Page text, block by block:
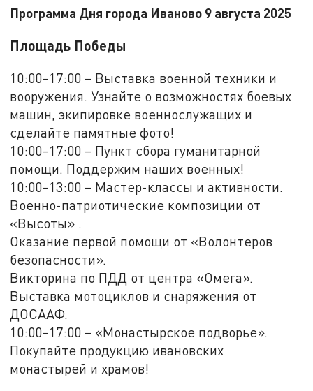
Программа Дня города Иваново 9 августа 2025
Площадь Победы
10:00–17:00 – Выставка военной техники и
вооружения. Узнайте о возможностях боевых
машин, экипировке военнослужащих и
сделайте памятные фото!
10:00–17:00 – Пункт сбора гуманитарной
помощи. Поддержим наших военных!
10:00–13:00 – Мастер-классы и активности.
Военно-патриотические композиции от
«Высоты» .
Оказание первой помощи от «Волонтеров
безопасности».
Викторина по ПДД от центра «Омега».
Выставка мотоциклов и снаряжения от
ДОСААФ.
10:00–17:00 – «Монастырское подворье».
Покупайте продукцию ивановских
монастырей и храмов!